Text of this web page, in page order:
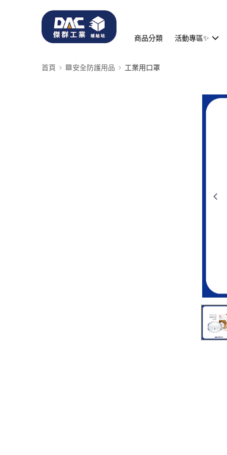
商品分類 活動專區✨
首頁 🟩安全防護用品 工業用口罩